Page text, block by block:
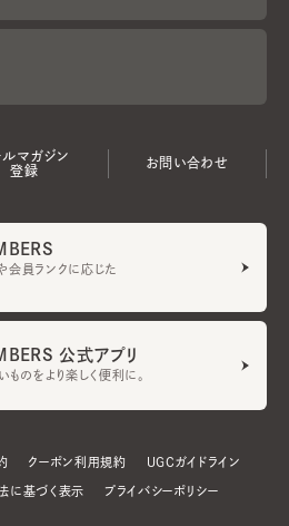
ルマガジン
登録
お問い合わせ
会員ランクに応じた
公式アプリ
のをより楽しく便利に。
クーポン利用規約 UGCガイドライン
に基づく表示 プライバシーポリシー